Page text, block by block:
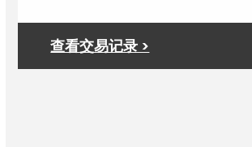
查看交易记录 >